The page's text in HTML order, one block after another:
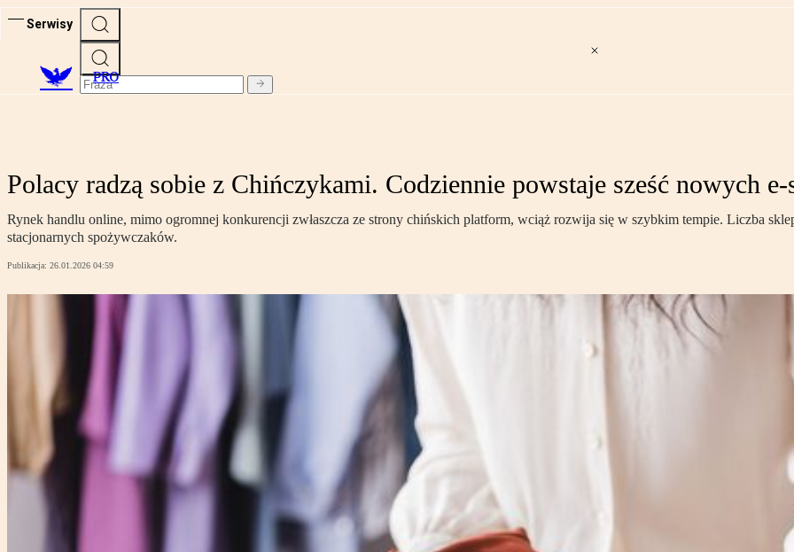
Serwisy
PRO
Polacy radzą sobie z Chińczykami. Codziennie powstaje sześć nowych
Rynek handlu online, mimo ogromnej konkurencji zwłaszcza ze strony chińskich platform, wciąż rozwija się w szybkim tempie. Liczba
stacjonarnych spożywczaków.
Publikacja: 26.01.2026 04:59